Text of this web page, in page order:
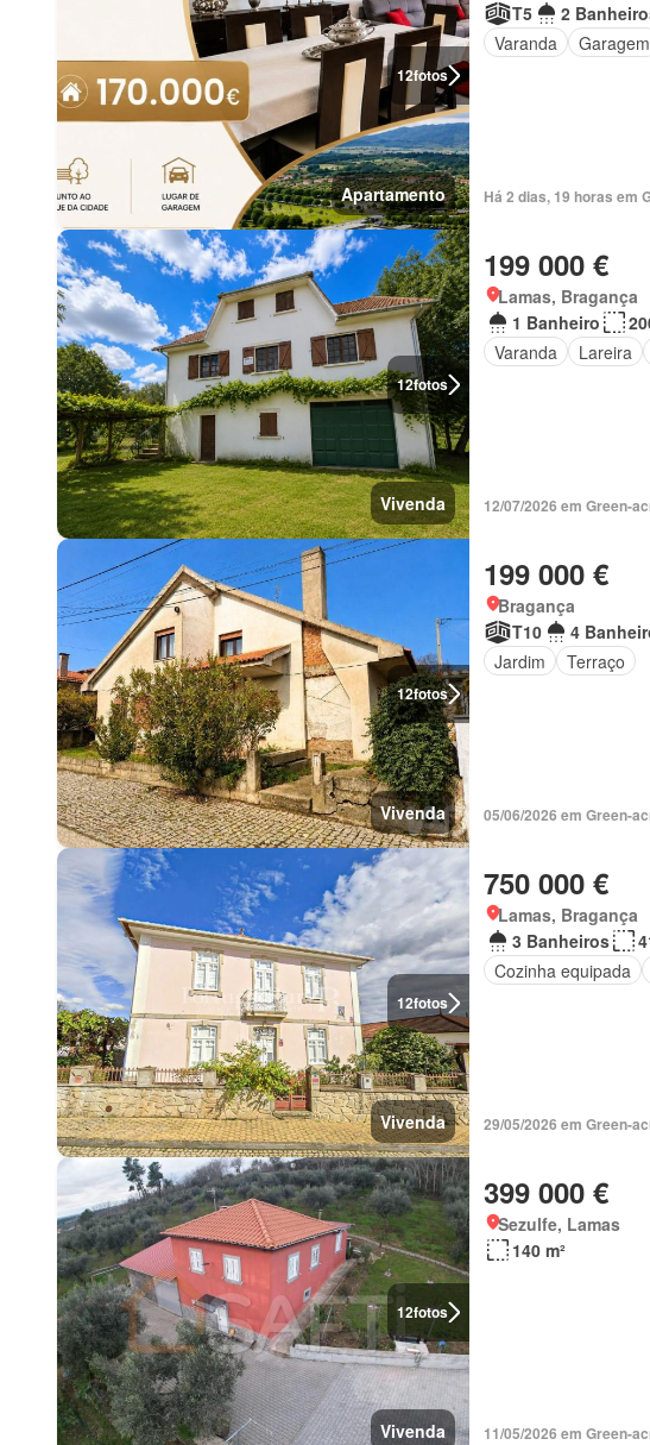
12fotos
Apartamento
T5
2
Varanda
Garagem
Há 2 dias, 19 horas em
12fotos
Vivenda
199 000 €
Lamas, Bragança
1 Banheiro
Varanda
Lareira
12/07/2026 em Green-
12fotos
Vivenda
199 000 €
Bragança
T10
4
Jardim
Terraço
05/06/2026 em Green-
12fotos
Vivenda
750 000 €
Lamas, Bragança
3 Banheiros
Cozinha equipada
29/05/2026 em Green-
12fotos
Vivenda
399 000 €
Sezulfe, Lamas
140 m²
11/05/2026 em Green-